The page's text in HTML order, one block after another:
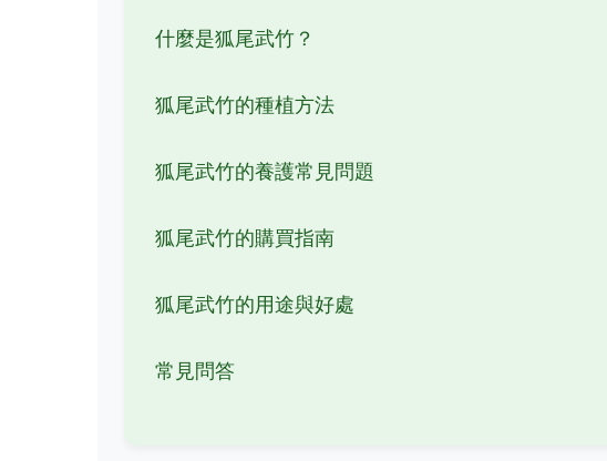
什麼是狐尾武竹？
狐尾武竹的種植方法
狐尾武竹的養護常見問題
狐尾武竹的購買指南
狐尾武竹的用途與好處
常見問答